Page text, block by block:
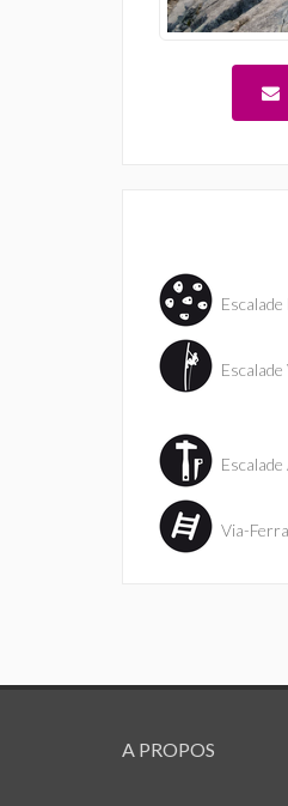
Escalade
Escalade
Via-
A PROPOS